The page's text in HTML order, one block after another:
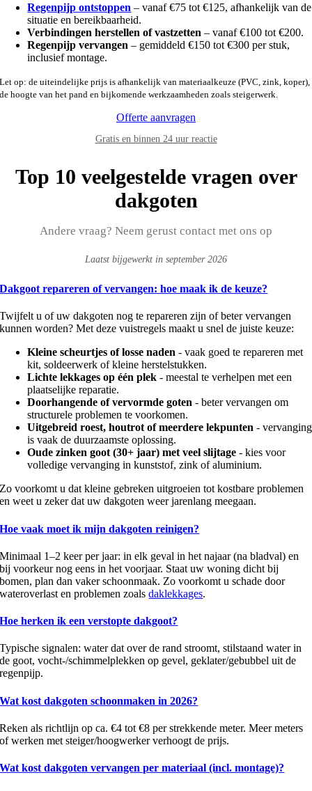
Regenpijp ontstoppen – vanaf €75 tot €125, afhankelijk van de
situatie en bereikbaarheid.
Verbindingen herstellen of vastzetten – vanaf €100 tot €200.
Regenpijp vervangen – gemiddeld €150 tot €300 per stuk,
inclusief montage.
Let op: de uiteindelijke prijs is afhankelijk van materiaalkeuze (PVC, zink, koper),
de hoogte van het pand en bijkomende werkzaamheden zoals steigerwerk.
Offerte aanvragen
Gratis en binnen 24 uur reactie
Top 10 veelgestelde vragen over
dakgoten
Andere vraag? Neem gerust contact met ons op
Laatst bijgewerkt in september 2026
Dakgoot repareren of vervangen: hoe maak ik de keuze?
Twijfelt u of uw dakgoten nog te repareren zijn of beter vervangen
kunnen worden? Met deze vuistregels maakt u snel de juiste keuze:
Kleine scheurtjes of losse naden - vaak goed te repareren met
kit, soldeerwerk of kleine herstelstukken.
Lichte lekkages op één plek - meestal te verhelpen met een
plaatselijke reparatie.
Doorhangende of vervormde goten - beter vervangen om
structurele problemen te voorkomen.
Uitgebreid roest, houtrot of meerdere lekpunten - vervanging
is vaak de duurzaamste oplossing.
Oude zinken goot (30+ jaar) met veel slijtage - kies voor
volledige vervanging in kunststof, zink of aluminium.
Zo voorkomt u dat kleine gebreken uitgroeien tot kostbare problemen
en weet u zeker dat uw dakgoten weer jarenlang meegaan.
Hoe vaak moet ik mijn dakgoten reinigen?
Minimaal 1–2 keer per jaar: in elk geval in het najaar (na bladval) en
bij voorkeur nog eens in het voorjaar. Staat uw woning dicht bij
bomen, plan dan vaker schoonmaak. Zo voorkomt u schade door
wateroverlast en problemen zoalsdaklekkages.
Hoe herken ik een verstopte dakgoot?
Typische signalen: water dat over de rand stroomt, stilstaand water in
de goot, vocht-/schimmelplekken op gevel, geklater/gebubbel uit de
regenpijp.
Wat kost dakgoten schoonmaken in 2026?
Reken als richtlijn op ca. €4 tot €8 per strekkende meter. Meer meters
of werken met steiger/hoogwerker verhoogt de prijs.
Wat kost dakgoten vervangen per materiaal (incl. montage)?